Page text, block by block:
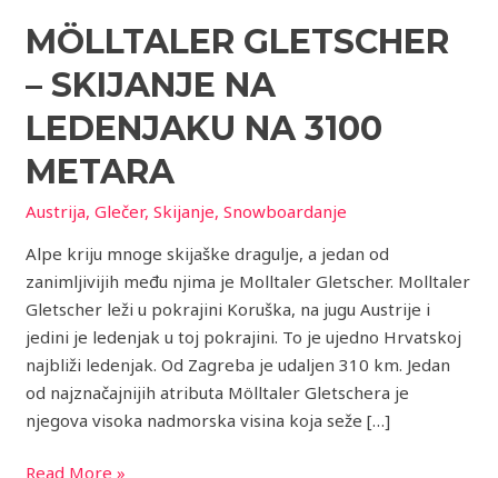
MÖLLTALER GLETSCHER
– SKIJANJE NA
LEDENJAKU NA 3100
METARA
Austrija,Glečer,Skijanje,Snowboardanje
Alpe kriju mnoge skijaške dragulje, a jedan od
zanimljivijih među njima je Molltaler Gletscher. Molltaler
Gletscher leži u pokrajini Koruška, na jugu Austrije i
jedini je ledenjak u toj pokrajini. To je ujedno Hrvatskoj
najbliži ledenjak. Od Zagreba je udaljen 310 km. Jedan
od najznačajnijih atributa Mölltaler Gletschera je
njegova visoka nadmorska visina koja seže […]
–
na
ledenjaku
na
3100
metara
Read More »